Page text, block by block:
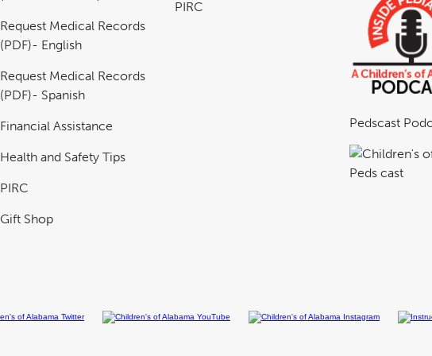
Request Medical Records
(PDF)- English
Request Medical Records
(PDF)- Spanish
Financial Assistance
Health and Safety Tips
PIRC
Gift Shop
PIRC
Pedscast